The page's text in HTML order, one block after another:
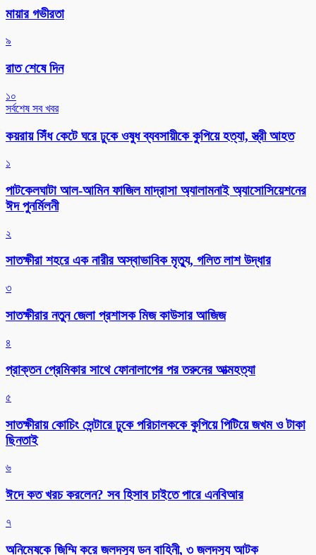
মায়ার গভীরতা
৯
রাত শেষে দিন
১০
সর্বশেষ সব খবর
কয়রায় সিঁধ কেটে ঘরে ঢুকে ওষুধ ব্যবসায়ীকে কুপিয়ে হত্যা, স্ত্রী আহত
১
পাটকেলঘাটা আল-আমিন ফাজিল মাদ্রাসা অ্যালামনাই অ্যাসোসিয়েশনের
ঈদ পুনর্মিলনী
২
সাতক্ষীরা শহরে এক নারীর অস্বাভাবিক মৃত্যু, গলিত লাশ উদ্ধার
৩
সাতক্ষীরার নতুন জেলা প্রশাসক মিজ কাউসার আজিজ
৪
প্রাক্তন প্রেমিকার সাথে ফোনালাপের পর তরুনের আত্মহত্যা
৫
সাতক্ষীরায় কোচিং সেন্টারে ঢুকে পরিচালককে কুপিয়ে পিটিয়ে জখম ও টাকা
ছিনতাই
৬
ঈদে কত খরচ করলেন? সব হিসাব চাইতে পারে এনবিআর
৭
অনিমেষকে জিম্মি করে জলদস্যু ডন বাহিনী, ৩ জলদস্যু আটক